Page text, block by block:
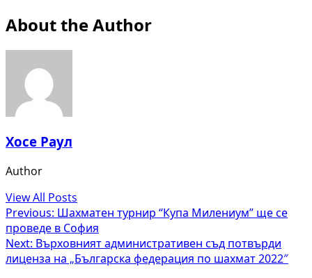
About the Author
Хосе Раул
Author
View All Posts
Post
navigation
Previous: Шахматен турнир “Купа Милениум” ще се
проведе в София
Next: Върховният административен съд потвърди
лиценза на „Българска федерация по шахмат 2022″